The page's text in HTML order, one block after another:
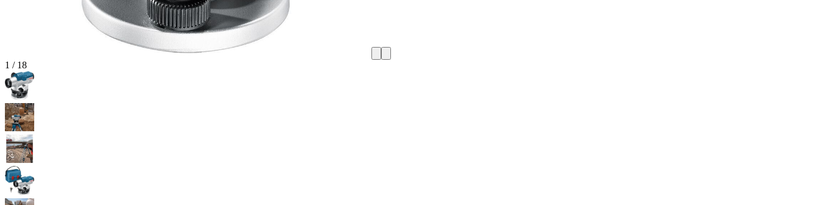
1 / 18